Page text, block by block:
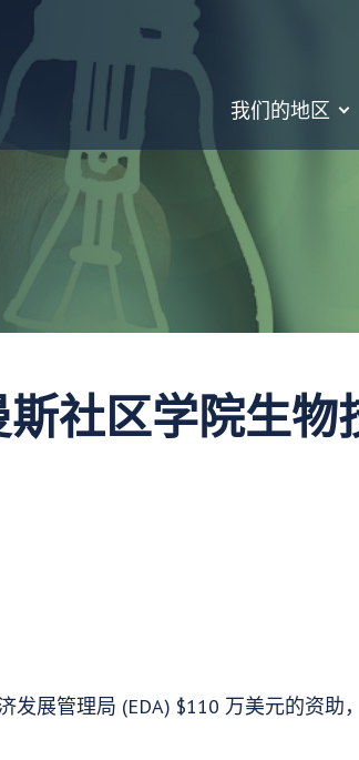
我们的地区
社区学院生物
发展管理局 (EDA) $110 万美元的资助